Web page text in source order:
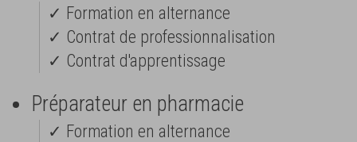
✓ Formation en alternance
✓ Contrat de professionnalisation
✓ Contrat d'apprentissage
Préparateur en pharmacie
✓ Formation en alternance